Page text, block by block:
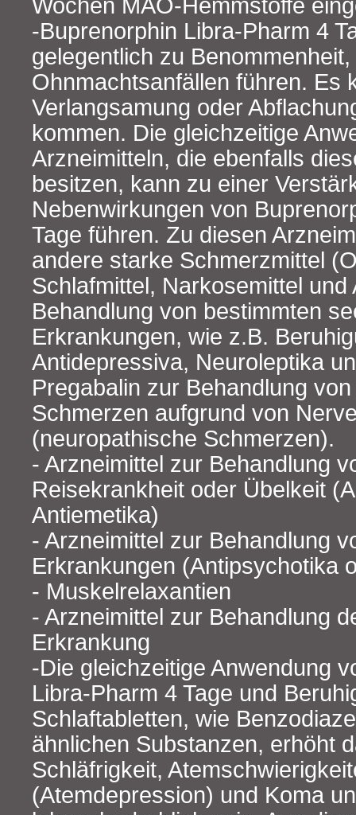
Wochen MAO-Hemmstoffe
-Buprenorphin Libra-Pharm 4
gelegentlich zu
Ohnmachtsanfällen führen. Es
Verlangsamung oder
kommen. Die gleichzeitige
Arzneimitteln, die ebenfalls
besitzen, kann zu einer
Nebenwirkungen von
Tage führen. Zu diesen
andere starke Schmerzmittel
Schlafmittel, Narkosemittel und
Behandlung von bestimmten
Erkrankungen, wie z.B.
Antidepressiva, Neuroleptika
Pregabalin zur Behandlung
Schmerzen aufgrund von
(neuropathische Schmerzen).
- Arzneimittel zur Behandlung
Reisekrankheit oder Übelkeit
Antiemetika)
- Arzneimittel zur Behandlung
Erkrankungen (Antipsychotika
- Muskelrelaxantien
- Arzneimittel zur Behandlung
Erkrankung
-Die gleichzeitige Anwendung
Libra-Pharm 4 Tage und
Schlaftabletten, wie
ähnlichen Substanzen, erhöht
Schläfrigkeit,
(Atemdepression) und Koma